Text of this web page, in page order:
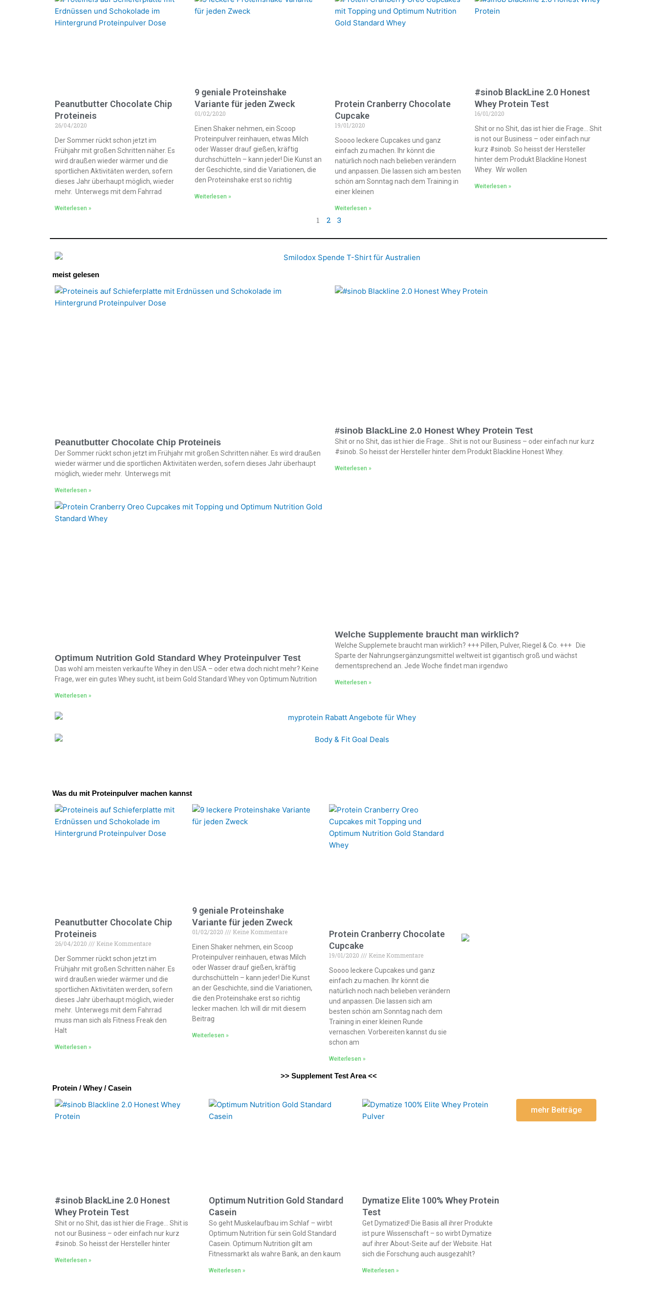
Peanutbutter Chocolate Chip
Proteineis
26/04/2020
Der Sommer rückt schon jetzt im
Frühjahr mit großen Schritten näher. Es
wird draußen wieder wärmer und die
sportlichen Aktivitäten werden, sofern
dieses Jahr überhaupt möglich, wieder
mehr. Unterwegs mit dem Fahrrad
Weiterlesen »
9 geniale Proteinshake
Variante für jeden Zweck
01/02/2020
Einen Shaker nehmen, ein Scoop
Proteinpulver reinhauen, etwas Milch
oder Wasser drauf gießen, kräftig
durchschütteln – kann jeder! Die Kunst an
der Geschichte, sind die Variationen, die
den Proteinshake erst so richtig
Weiterlesen »
Protein Cranberry Chocolate
Cupcake
19/01/2020
Soooo leckere Cupcakes und ganz
einfach zu machen. Ihr könnt die
natürlich noch nach belieben verändern
und anpassen. Die lassen sich am besten
schön am Sonntag nach dem Training in
einer kleinen
Weiterlesen »
#sinob BlackLine 2.0 Honest
Whey Protein Test
16/01/2020
Shit or no Shit, das ist hier die Frage… Shit
is not our Business – oder einfach nur
kurz #sinob. So heisst der Hersteller
hinter dem Produkt Blackline Honest
Whey. Wir wollen
Weiterlesen »
1 2 3
meist gelesen
Peanutbutter Chocolate Chip Proteineis
Der Sommer rückt schon jetzt im Frühjahr mit großen Schritten näher. Es wird draußen
wieder wärmer und die sportlichen Aktivitäten werden, sofern dieses Jahr überhaupt
möglich, wieder mehr. Unterwegs mit
Weiterlesen »
#sinob BlackLine 2.0 Honest Whey Protein Test
Shit or no Shit, das ist hier die Frage… Shit is not our Business – oder einfach nur kurz
#sinob. So heisst der Hersteller hinter dem Produkt Blackline Honest Whey.
Weiterlesen »
Optimum Nutrition Gold Standard Whey Proteinpulver Test
Das wohl am meisten verkaufte Whey in den USA – oder etwa doch nicht mehr? Keine
Frage, wer ein gutes Whey sucht, ist beim Gold Standard Whey von Optimum Nutrition
Weiterlesen »
Welche Supplemente braucht man wirklich?
Welche Supplemete braucht man wirklich? +++ Pillen, Pulver, Riegel & Co. +++ Die
Sparte der Nahrungsergänzungsmittel weltweit ist gigantisch groß und wächst
dementsprechend an. Jede Woche findet man irgendwo
Weiterlesen »
Was du mit Proteinpulver machen kannst
Peanutbutter Chocolate Chip
Proteineis
26/04/2020
Keine Kommentare
Der Sommer rückt schon jetzt im
Frühjahr mit großen Schritten näher. Es
wird draußen wieder wärmer und die
sportlichen Aktivitäten werden, sofern
dieses Jahr überhaupt möglich, wieder
mehr. Unterwegs mit dem Fahrrad
muss man sich als Fitness Freak den
Halt
Weiterlesen »
9 geniale Proteinshake
Variante für jeden Zweck
01/02/2020
Keine Kommentare
Einen Shaker nehmen, ein Scoop
Proteinpulver reinhauen, etwas Milch
oder Wasser drauf gießen, kräftig
durchschütteln – kann jeder! Die Kunst
an der Geschichte, sind die Variationen,
die den Proteinshake erst so richtig
lecker machen. Ich will dir mit diesem
Beitrag
Weiterlesen »
Protein Cranberry Chocolate
Cupcake
19/01/2020
Keine Kommentare
Soooo leckere Cupcakes und ganz
einfach zu machen. Ihr könnt die
natürlich noch nach belieben verändern
und anpassen. Die lassen sich am
besten schön am Sonntag nach dem
Training in einer kleinen Runde
vernaschen. Vorbereiten kannst du sie
schon am
Weiterlesen »
>> Supplement Test Area <<
Protein / Whey / Casein
#sinob BlackLine 2.0 Honest
Whey Protein Test
Shit or no Shit, das ist hier die Frage… Shit is
not our Business – oder einfach nur kurz
#sinob. So heisst der Hersteller hinter
Weiterlesen »
Optimum Nutrition Gold Standard
Casein
So geht Muskelaufbau im Schlaf – wirbt
Optimum Nutrition für sein Gold Standard
Casein. Optimum Nutrition gilt am
Fitnessmarkt als wahre Bank, an den kaum
Weiterlesen »
Dymatize Elite 100% Whey Protein
Test
Get Dymatized! Die Basis all ihrer Produkte
ist pure Wissenschaft – so wirbt Dymatize
auf ihrer About-Seite auf der Website. Hat
sich die Forschung auch ausgezahlt?
Weiterlesen »
mehr Beiträge